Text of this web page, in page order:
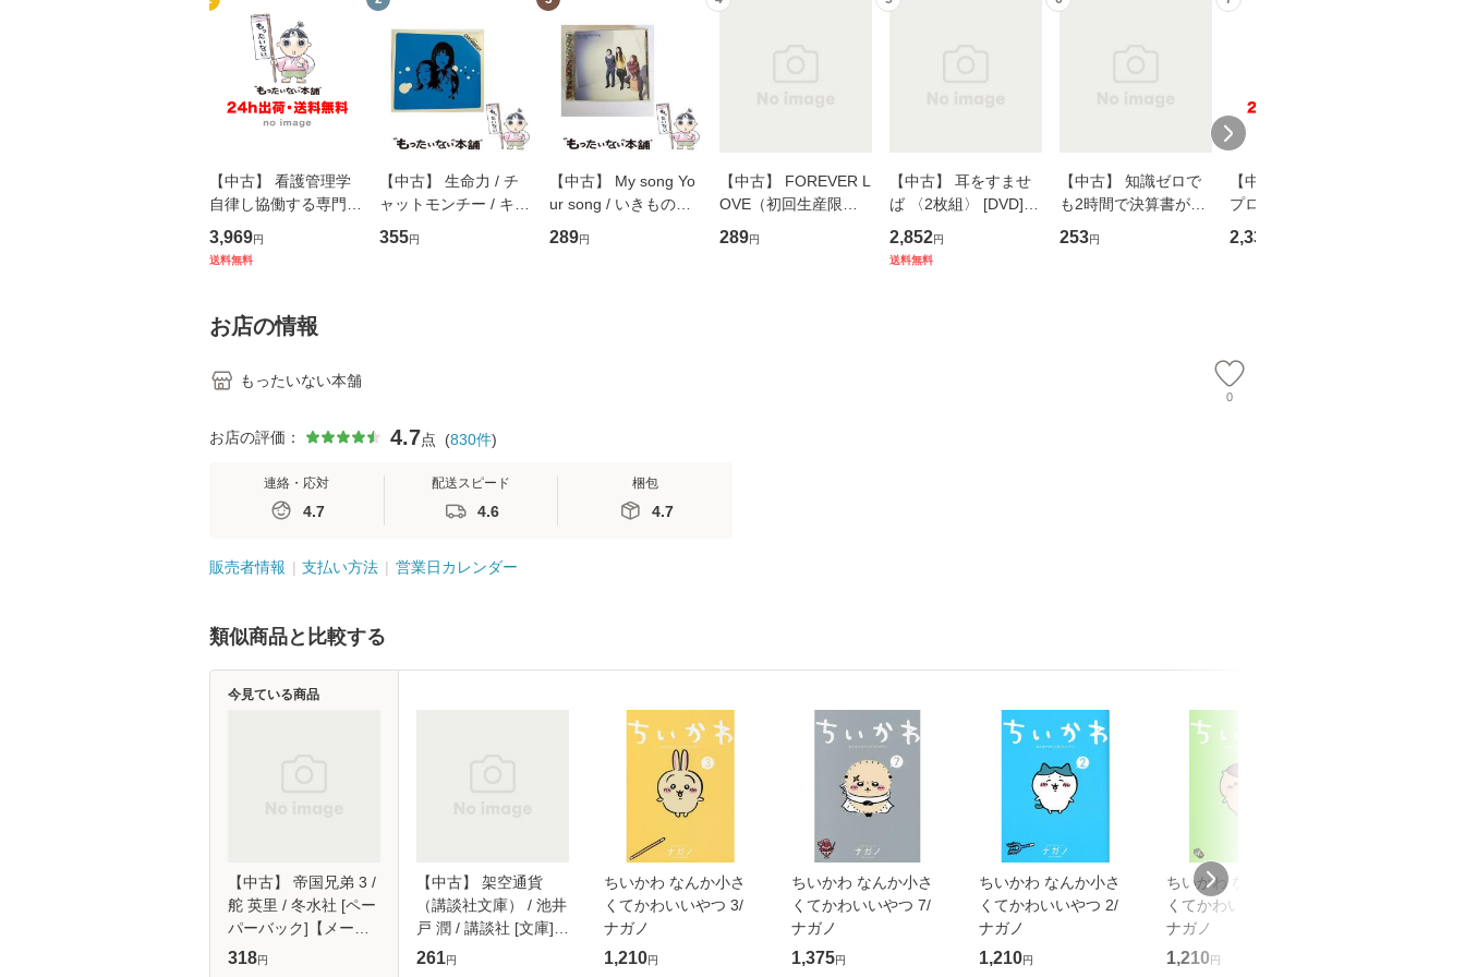
【中古】 看護管理学
自律し協働する専門職
の看護マネジメントス
キル 改訂第3版 (看護
堂 [単行
3,969円
送料無料
【中古】 生命力 / チ
ャットモンチー / キュ
ーンレコード [CD]
【メール便送料無料】
355円
【中古】 My song Yo
ur song / いきものが
かり / [CD]【メール便
送料無料】
289円
【中古】 FOREVER L
OVE（初回生産限定
盤） / 清水翔太×加藤
ミリヤ / [CD]【メール
289円
【中古】 耳をすませ
ば 〈2枚組〉 [DVD] /
ブエナ・ビスタ・ホー
ム・エンターテイメン
2,852円
送料無料
【中古】 知識ゼロで
も2時間で決算書が読
めるようになる！ 会
計超入門！ / 佐伯 良
253円
【中古】 野ブタ。を
プロデュース [DVD-B
OX] / バップ [DVD]
【メール便送料無料】
2,335
お店の情報
もったいない本舗
0
お店の評価： 4.7点 (830件)
連絡・応対
4.7
配送スピード
4.6
梱包
4.7
販売者情報 支払い方法 営業日カレンダー
類似商品と比較する
【中古】 帝国兄弟 3 /
舵 英里 / 冬水社 [ペー
パーバック]【メール
便送料無料】
318円
今見ている商品
【中古】 架空通貨
（講談社文庫） / 池井
戸 潤 / 講談社 [文庫]
【メール便送料無料】
261円
ちいかわ なんか小さ
くてかわいいやつ 3/
ナガノ
1,210円
ちいかわ なんか小さ
くてかわいいやつ 7/
ナガノ
1,375円
ちいかわ なんか小さ
くてかわいいやつ 2/
ナガノ
1,210円
ちいかわ なんか小さ
くてかわいいやつ 4/
ナガノ
1,210 円